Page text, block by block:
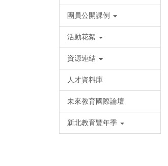
團員公開課例
活動花絮
資源連結
人才資料庫
未來教育國際論壇
新北教育豐年季